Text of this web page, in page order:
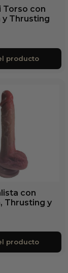
Torso con
y Thrusting
producto
con
Thrusting y
producto